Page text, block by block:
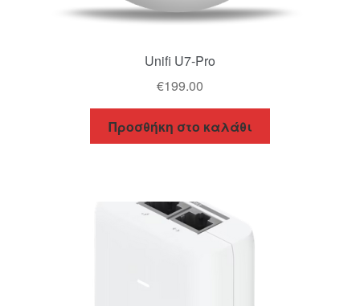
Unifi U7-Pro
€199.00
Προσθήκη στο καλάθι